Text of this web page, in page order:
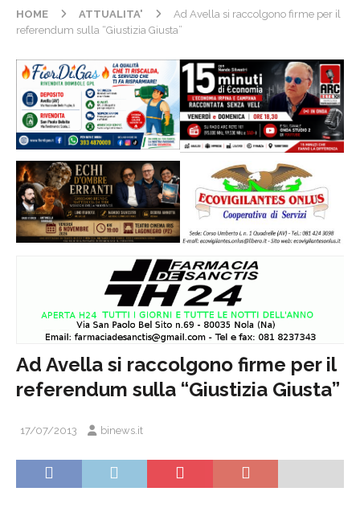
HOME ATTUALITA'
Ad Avella si raccolgono firme per il
referendum sulla “Giustizia Giusta”
Ad Avella si raccolgono firme per il
referendum sulla “Giustizia Giusta”
17/07/2013 binews.it